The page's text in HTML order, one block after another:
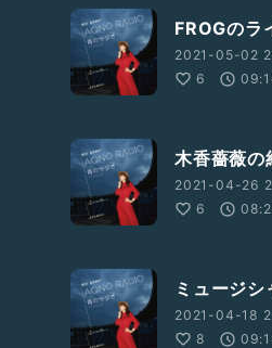
FROGのラ
2021-05-02
6
木香薔薇の
2021-04-26
6
ミュージ
2021-04-18
8